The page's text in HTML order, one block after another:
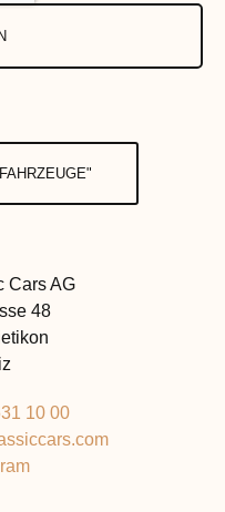
Cars AG
48
10 00